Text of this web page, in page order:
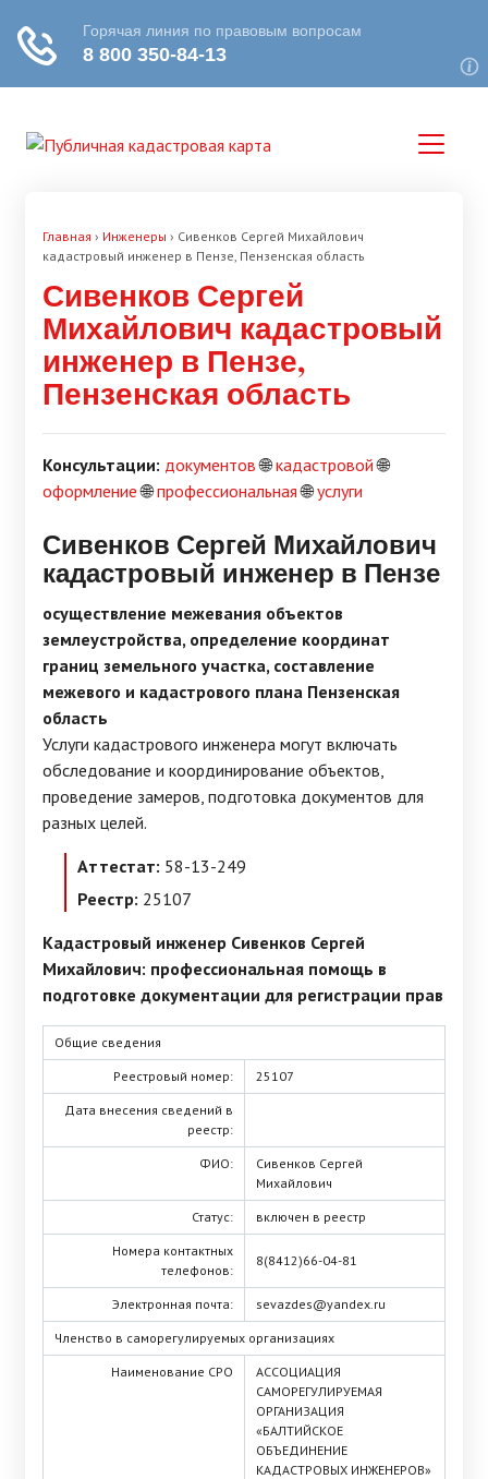
Главная › Инженеры › Сивенков Сергей Михайлович
кадастровый инженер в Пензе, Пензенская область
Сивенков Сергей
Михайлович кадастровый
инженер в Пензе,
Пензенская область
Консультации: документов🌐кадастровой🌐
оформление🌐профессиональная🌐услуги
Сивенков Сергей Михайлович
кадастровый инженер в Пензе
осуществление межевания объектов
землеустройства, определение координат
границ земельного участка, составление
межевого и кадастрового плана Пензенская
область
Услуги кадастрового инженера могут включать
обследование и координирование объектов,
проведение замеров, подготовка документов для
разных целей.
Аттестат: 58-13-249
Реестр: 25107
Кадастровый инженер Сивенков Сергей
Михайлович: профессиональная помощь в
подготовке документации для регистрации прав
Общие сведения
Реестровый номер: 25107
Дата внесения сведений в
реестр:
ФИО:
Сивенков Сергей
Михайлович
Статус: включен в реестр
Номера контактных
телефонов:
8(8412)66-04-81
Электронная почта: sevazdes@yandex.ru
Членство в саморегулируемых организациях
Наименование СРО
АССОЦИАЦИЯ
САМОРЕГУЛИРУЕМАЯ
ОРГАНИЗАЦИЯ
«БАЛТИЙСКОЕ
ОБЪЕДИНЕНИЕ
КАДАСТРОВЫХ ИНЖЕНЕРОВ»